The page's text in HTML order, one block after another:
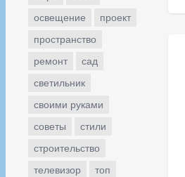
освещение
проект
пространство
ремонт
сад
светильник
своими руками
советы
стили
строительство
телевизор
топ